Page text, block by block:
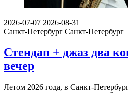
2026-07-07 2026-08-31
Санкт-Петербург Санкт-Петербург
Стендап + джаз два
вечер
Летом 2026 года, в Санкт-